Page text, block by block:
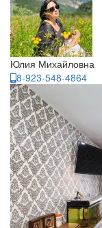
Юлия Михайловна
8-923-548-4864